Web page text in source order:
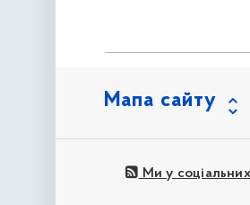
Мапа сайту
Ми у